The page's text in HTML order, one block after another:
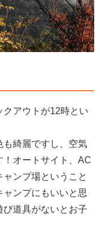
アウトが12時とい
も綺麗ですし、空気
オートサイト、AC
ンプ場ということ
ャンプにもいいと思
道具がないとお子